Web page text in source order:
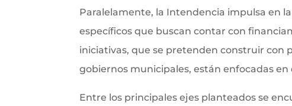
Paralelamente, la Intendencia impulsa en
específicos que buscan contar con
iniciativas, que se pretenden construir con
gobiernos municipales, están enfocadas
Entre los principales ejes planteados se